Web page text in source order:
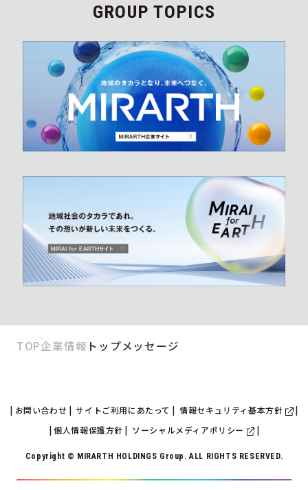
GROUP TOPICS
TOP企業情報 トップメッセージ
お問い合わせ サイトご利用にあたって
情報セキュリティ基本方針
個人情報保護方針
ソーシャルメディアポリシー
Copyright © MIRARTH HOLDINGS Group. ALL RIGHTS RESERVED.